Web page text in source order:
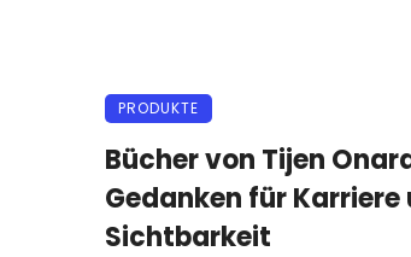
PRODUKTE
Bücher von Tijen
Gedanken für Karriere
Sichtbarkeit